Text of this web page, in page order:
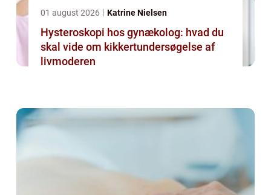
01 august 2026 Katrine Nielsen
Hysteroskopi hos gynækolog: hvad du
skal vide om kikkertundersøgelse af
livmoderen